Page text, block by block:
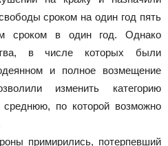
сроком на один год пять
сроком в один год. Однако
в числе которых были
и полное возмещение
изменить категорию
среднюю, по которой возможно
примирились, потерпевший